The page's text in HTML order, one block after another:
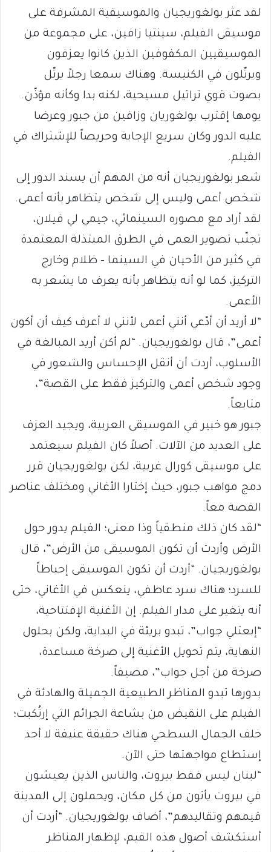
لقد عثر بولغوريجيان والموسيقية المشرفة على
موسيقى الفيلم، سينتيا زافين، على مجموعة من
الموسيقيين المكفوفين الذين كانوا يعزفون
ويرتّلون في الكنيسة. وهناك سمعا رجلاً يرتّل
بصوت قوي تراتيل مسيحية، لكنه بدا وكأنه مؤذّن.
يومها إقترب بولغوريان وزافين من جبور وعرضا
عليه الدور وكان سريع الإجابة وحريصاً للإشتراك في
الفيلم.
شعر بولغوريجيان أنه من المهم أن يسند الدور إلى
شخص أعمى وليس إلى شخص يتظاهر بأنه أعمى.
لقد أراد مع مصوره السينمائي، جيمي لي فيلان،
تجنّب تصوير العمى في الطرق المبتذلة المعتمدة
في كثير من الأحيان في السينما – ظلام وخارج
التركيز، كما لو أنه يتظاهر بأنه يعرف ما يشعر به
الأعمى.
“لا أريد أن أدّعي أنني أعمى لأنني لا أعرف كيف أن أكون
أعمى”، قال بولغوريجيان. “لم أكن أريد المبالغة في
الأسلوب، أردت أن أنقل الإحساس والشعور في
وجود شخص أعمى والتركيز فقط على القصة”،
متابعاً.
جبور هو خبير في الموسيقى العربية، ويجيد العزف
على العديد من الآلات. أصلاً كان الفيلم سيعتمد
على موسيقى كورال غربية، لكن بولغوريجيان قرر
دمج مواهب جبور، حيث إختارا الأغاني ومختلف عناصر
القصة معاً.
“لقد كان ذلك منطقياً وذا معنى؛ الفيلم يدور حول
الأرض وأردت أن تكون الموسيقى من الأرض”، قال
بولغوريجيان. “أردت أن تكون الموسيقى إحباطاً
للسرد؛ هناك سرد عاطفي، ينعكس في الأغاني، حتى
أنه يتغير على مدار الفيلم. إن الأغنية الإفتتاحية،
“إبعتلي جواب”، تبدو بريئة في البداية، ولكن بحلول
النهاية، يتم تحويل الأغنية إلى صرخة مساعدة،
صرخة من أجل جواب”، مضيفاً.
بدورها تبدو المناظر الطبيعية الجميلة والهادئة في
الفيلم على النقيض من بشاعة الجرائم التي إرتُكبت؛
خلف الجمال السطحي هناك حقيقة عنيفة لا أحد
إستطاع مواجهتها حتى الآن.
“لبنان ليس فقط بيروت، والناس الذين يعيشون
في بيروت يأتون من كل مكان، ويحملون إلى المدينة
قيمهم وتقاليدهم”، أضاف بولغوريجيان. “أردت أن
أستكشف أصول هذه القيم، لإظهار المناظر